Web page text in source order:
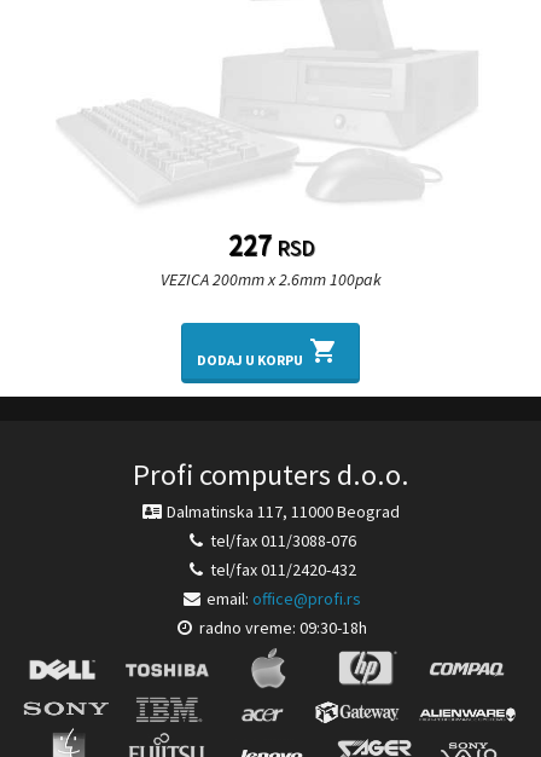
227RSD
VEZICA 200mm x 2.6mm 100pak
DODAJ U KORPU shopping_cart
Profi computers d.o.o.
Dalmatinska 117, 11000 Beograd
tel/fax 011/3088-076
tel/fax 011/2420-432
email: office@profi.rs
radno vreme: 09:30-18h